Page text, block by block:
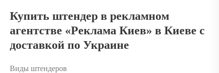
Купить штендер в рекламном
агентстве «Реклама Киев» в Киеве с
доставкой по Украине
Виды штендеров